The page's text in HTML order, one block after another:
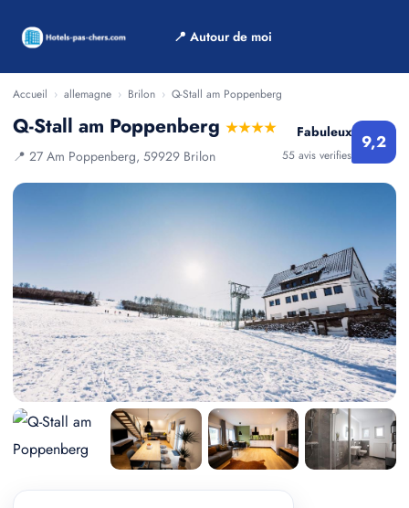
📍 Autour de moi
Accueil › allemagne › Brilon › Q-Stall am Poppenberg
Q-Stall am Poppenberg ★★★★
📍 27 Am Poppenberg, 59929 Brilon
Fabuleux
55 avis verifies
9,2